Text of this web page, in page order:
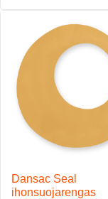
Dansac Seal
ihonsuojarengas